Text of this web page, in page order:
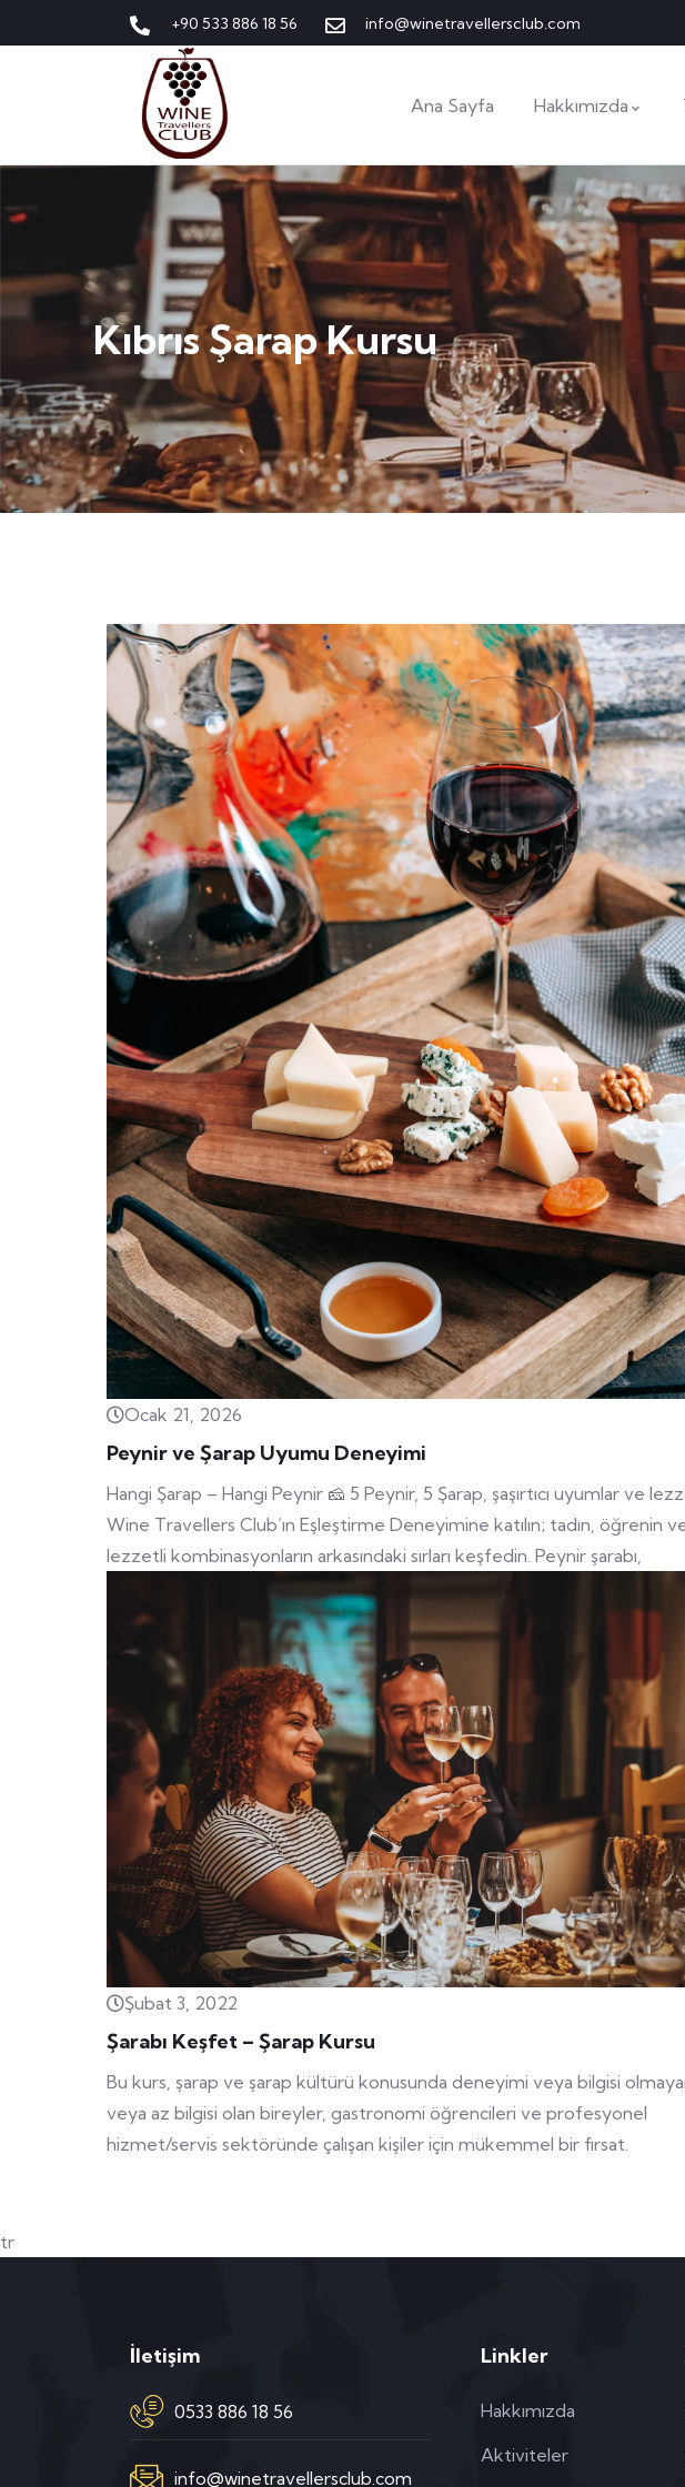
+90 533 886 18 56 info@winetravellersclub.com
Ana Sayfa Hakkımızda
Kıbrıs Şarap Kursu
Ocak 21, 2026
Peynir ve Şarap Uyumu Deneyimi
Hangi Şarap – Hangi Peynir 🧀 5 Peynir, 5 Şarap, şaşırtıcı uyumlar ve
Wine Travellers Club’ın Eşleştirme Deneyimine katılın; tadın, öğrenin
lezzetli kombinasyonların arkasındaki sırları keşfedin. Peynir şarabı,
Şubat 3, 2022
Şarabı Keşfet – Şarap Kursu
Bu kurs, şarap ve şarap kültürü konusunda deneyimi veya bilgisi
veya az bilgisi olan bireyler, gastronomi öğrencileri ve profesyonel
hizmet/servis sektöründe çalışan kişiler için mükemmel bir fırsat.
tr
İletişim
0533 886 18 56
info@winetravellersclub.com
Linkler
Hakkımızda
Aktiviteler